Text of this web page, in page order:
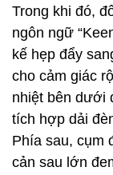
Trong khi đó,
ngôn ngữ
kế hẹp đẩy
cho cảm giác
nhiệt bên dưới
tích hợp dải
Phía sau, cụm
cản sau lớn